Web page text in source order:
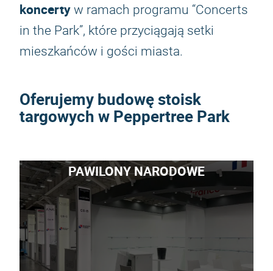
koncerty w ramach programu “Concerts
in the Park”, które przyciągają setki
mieszkańców i gości miasta.
Oferujemy budowę stoisk
targowych w Peppertree Park
PAWILONY NARODOWE